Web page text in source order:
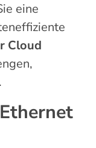
eine
Cloud